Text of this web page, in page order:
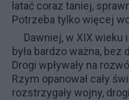
latać coraz taniej,
Potrzeba tylko więcej
Dawniej, w XIX
była bardzo ważna, bez
Drogi wpływały na
Rzym opanował cały
rozstrzygały wojny,